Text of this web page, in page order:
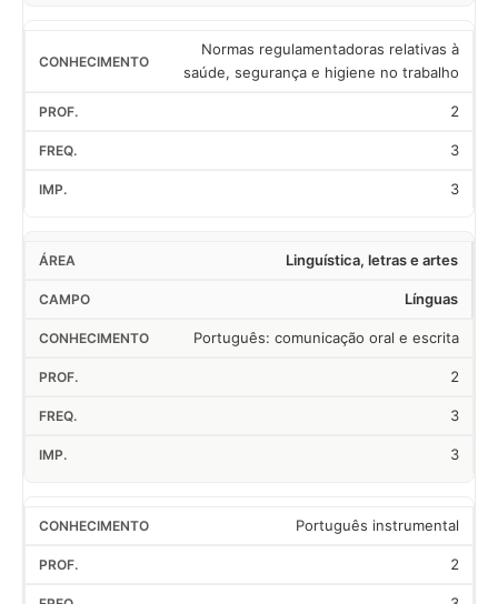
Normas regulamentadoras relativas à
saúde, segurança e higiene no trabalho
2
3
3
Linguística, letras e artes
Línguas
Português: comunicação oral e escrita
2
3
3
Português instrumental
2